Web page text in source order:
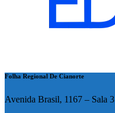
Folha Regional De Cianorte
Avenida Brasil, 1167 – Sala 3